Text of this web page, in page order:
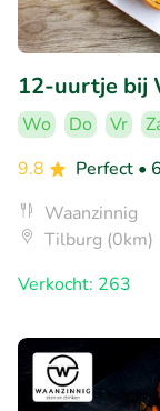
12-uurtje bij
Wo Do Vr
9.8
Perfect •
Waanzinnig
Tilburg (0km)
Verkocht: 263